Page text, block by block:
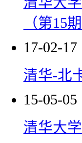
（第15期
17-02-17
清华-北
15-05-05
清华大